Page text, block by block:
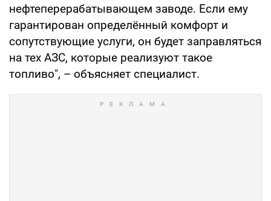
нефтеперерабатывающем заводе. Если ему
гарантирован определённый комфорт и
сопутствующие услуги, он будет заправляться
на тех АЗС, которые реализуют такое
топливо", – объясняет специалист.